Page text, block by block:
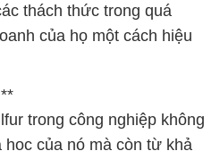
thách thức trong quá
của họ một cách hiệu
trong công nghiệp không
của nó mà còn từ khả